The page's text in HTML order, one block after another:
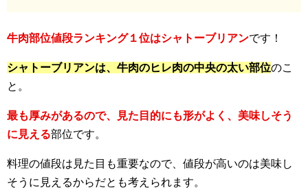
牛肉部位値段ランキング１位はシャトーブリアンです！
シャトーブリアンは、牛肉のヒレ肉の中央の太い部位のこ
と。
最も厚みがあるので、見た目的にも形がよく、美味しそう
に見える部位です。
料理の値段は見た目も重要なので、値段が高いのは美味し
そうに見えるからだとも考えられます。